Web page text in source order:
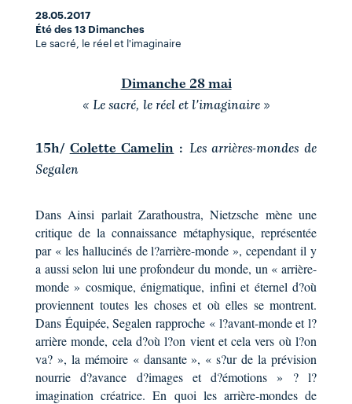
28.05.2017
Été des 13 Dimanches
Le sacré, le réel et l'imaginaire
Dimanche 28 mai
« Le sacré, le réel et l'imaginaire »
15h/ Colette Camelin : Les arrières-mondes de
Segalen
Dans Ainsi parlait Zarathoustra, Nietzsche mène une
critique de la connaissance métaphysique, représentée
par « les hallucinés de l?arrière-monde », cependant il y
a aussi selon lui une profondeur du monde, un « arrière-
monde » cosmique, énigmatique, infini et éternel d?où
proviennent toutes les choses et où elles se montrent.
Dans Équipée, Segalen rapproche « l?avant-monde et l?
arrière monde, cela d?où l?on vient et cela vers où l?on
va? », la mémoire « dansante », « s?ur de la prévision
nourrie d?avance d?images et d?émotions » ? l?
imagination créatrice. En quoi les arrière-mondes de